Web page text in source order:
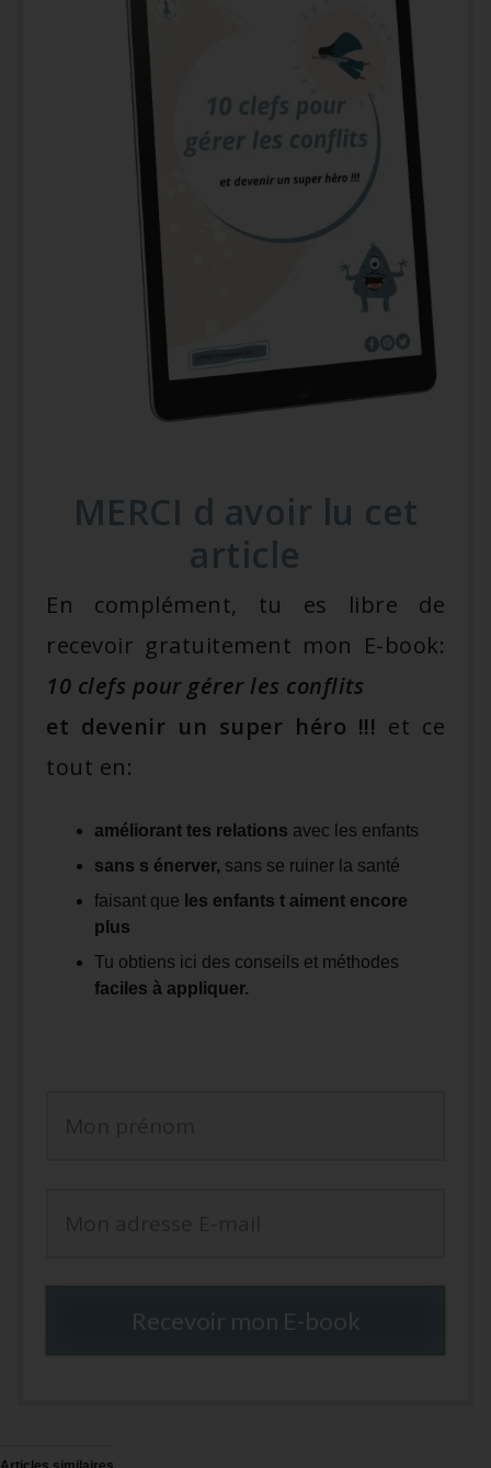
MERCI d avoir lu cet
article
En complément, tu es libre de
recevoir gratuitement mon E-book:
10 clefs pour gérer les conflits
et devenir un super héro !!! et ce
tout en:
améliorant tes relations avec les enfants
sans s énerver, sans se ruiner la santé
faisant que les enfants t aiment encore
plus
Tu obtiens ici des conseils et méthodes
faciles à appliquer.
Recevoir mon E-book